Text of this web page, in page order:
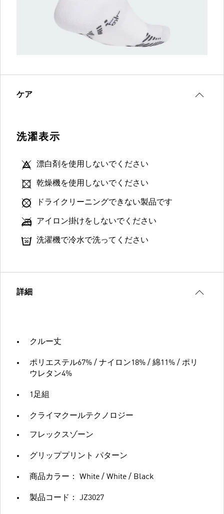
ケア
洗濯表示
漂白剤を使用しないでください
乾燥機を使用しないでください
ドライクリーニングできない製品です
アイロン掛けをしないでください
洗濯機で冷水で洗ってください
詳細
クルー丈
ポリエステル67% / ナイロン18% / 綿11% / ポリ
ウレタン4%
1足組
クライマクールテクノロジー
フレックスゾーン
グリッププリント パターン
商品カラー： White / White / Black
製品コード： JZ3027